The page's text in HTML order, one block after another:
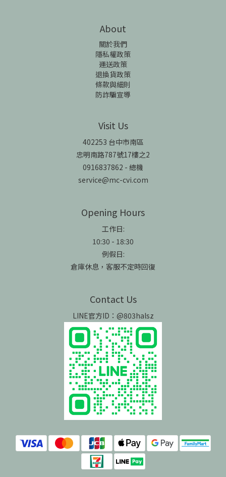
About
關於我們
隱私權政策
運送政策
退換貨政策
條款與細則
防詐騙宣導
Visit Us
402253 台中市南區
忠明南路787號17樓之2
0916837862 - 總機
service@mc-cvi.com
Opening Hours
工作日:
10:30 - 18:30
例假日:
倉庫休息，客服不定時回復
Contact Us
LINE官方ID：@803halsz